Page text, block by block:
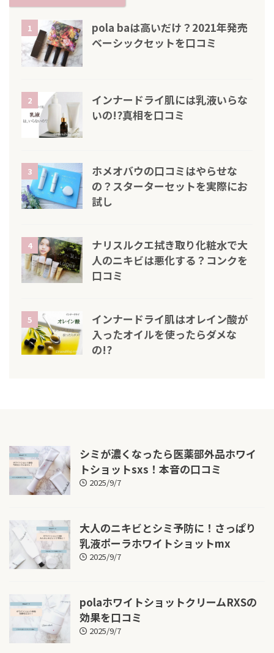
1
pola baは高いだけ？2021年発売
ベーシックセットを口コミ
2
インナードライ肌には乳液いらな
いの!?真相を口コミ
3
ホメオバウの口コミはやらせな
の？スターターセットを実際にお
試し
4
ナリスルクエ拭き取り化粧水で大
人のニキビは悪化する？コンクを
口コミ
5
インナードライ肌はオレイン酸が
入ったオイルを使ったらダメな
の!?
シミが濃くなったら医薬部外品ホワイ
トショットsxs！本音の口コミ
2025/9/7
大人のニキビとシミ予防に！さっぱり
乳液ポーラホワイトショットmx
2025/9/7
polaホワイトショットクリームRXSの
効果を口コミ
2025/9/7